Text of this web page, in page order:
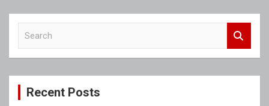
c
Recent Posts